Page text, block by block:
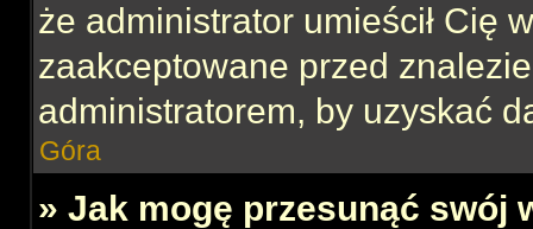
że administrator umieścił Cię
zaakceptowane przed
administratorem, by uzyskać
Góra
» Jak mogę przesunąć swój